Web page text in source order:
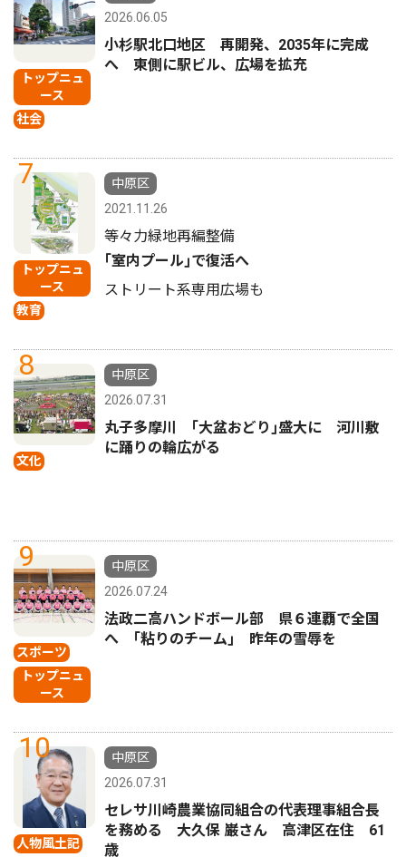
トップニュ
ース
社会
2026.06.05
小杉駅北口地区 再開発、2035年に完成
へ 東側に駅ビル、広場を拡充
7
トップニュ
ース
教育
中原区
2021.11.26
等々力緑地再編整備
｢室内プール｣で復活へ
ストリート系専用広場も
8
文化
中原区
2026.07.31
丸子多摩川 ｢大盆おどり｣盛大に 河川敷
に踊りの輪広がる
9
スポーツ
トップニュ
ース
中原区
2026.07.24
法政二高ハンドボール部 県６連覇で全国
へ ｢粘りのチーム｣ 昨年の雪辱を
10
人物風土記
中原区
2026.07.31
セレサ川崎農業協同組合の代表理事組合長
を務める 大久保 巌さん 高津区在住 61
歳